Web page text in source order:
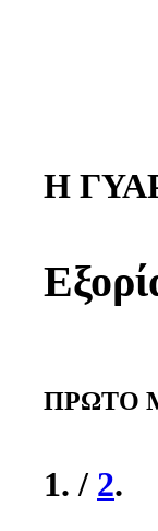
Η
ΠΡΩΤΟ
1. / 2.